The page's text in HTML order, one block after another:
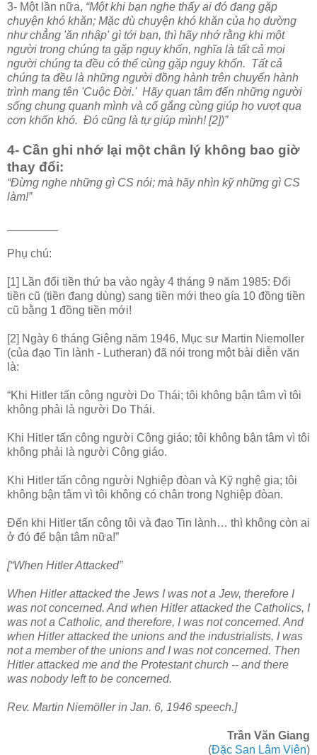
3- Một lần nữa, “Một khi bạn nghe thấy ai đó đang gặp
chuyện khó khăn; Mặc dù chuyện khó khăn của họ dường
như chẳng 'ăn nhập' gì tới bạn, thì hãy nhớ rằng khi một
người trong chúng ta gặp nguy khốn, nghĩa là tất cả mọi
người chúng ta đều có thể cùng gặp nguy khốn. Tất cả
chúng ta đều là những người đồng hành trên chuyến hành
trình mang tên 'Cuộc Đời.' Hãy quan tâm đến những người
sống chung quanh mình và cố gắng cùng giúp họ vượt qua
cơn khốn khó. Đó cũng là tự giúp mình! [2])”
4- Cần ghi nhớ lại một chân lý không bao giờ
thay đổi:
“Đừng nghe những gì CS nói; mà hãy nhìn kỹ những gì CS
làm!”
Phụ chú:
[1] Lần đổi tiền thứ ba vào ngày 4 tháng 9 năm 1985: Đổi
tiền cũ (tiền đang dùng) sang tiền mới theo gía 10 đồng tiền
cũ bằng 1 đồng tiền mới!
[2] Ngày 6 tháng Giêng năm 1946, Mục sư Martin Niemoller
(của đạo Tin lành - Lutheran) đã nói trong một bài diễn văn
là:
“Khi Hitler tấn công người Do Thái; tôi không bận tâm vì tôi
không phải là người Do Thái.
Khi Hitler tấn công người Công giáo; tôi không bận tâm vì tôi
không phải là người Công giáo.
Khi Hitler tấn công người Nghiệp đòan và Kỹ nghệ gia; tôi
không bận tâm vì tôi không có chân trong Nghiệp đòan.
Đến khi Hitler tấn công tôi và đạo Tin lành… thì không còn ai
ở đó để bận tâm nữa!”
[“When Hitler Attacked”
When Hitler attacked the Jews I was not a Jew, therefore I
was not concerned. And when Hitler attacked the Catholics, I
was not a Catholic, and therefore, I was not concerned. And
when Hitler attacked the unions and the industrialists, I was
not a member of the unions and I was not concerned. Then
Hitler attacked me and the Protestant church -- and there
was nobody left to be concerned.
Rev. Martin Niemöller in Jan. 6, 1946 speech.]
Trần Văn Giang
(Đặc San Lâm Viên)